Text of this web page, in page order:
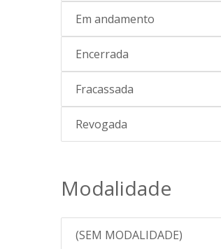
Em andamento
Encerrada
Fracassada
Revogada
Modalidade
(SEM MODALIDADE)